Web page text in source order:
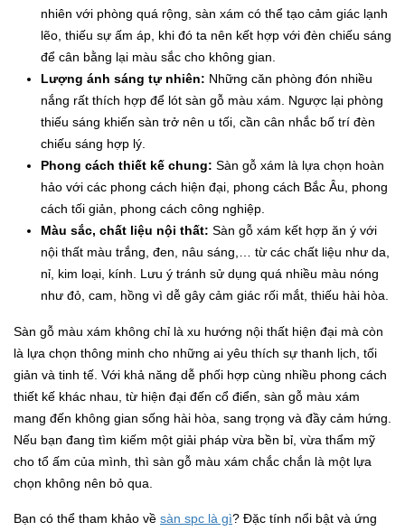
nhiên với phòng quá rộng, sàn xám có thể tạo cảm giác lạnh
lẽo, thiếu sự ấm áp, khi đó ta nên kết hợp với đèn chiếu sáng
để cân bằng lại màu sắc cho không gian.
Lượng ánh sáng tự nhiên: Những căn phòng đón nhiều
nắng rất thích hợp để lót sàn gỗ màu xám. Ngược lại phòng
thiếu sáng khiến sàn trở nên u tối, cần cân nhắc bố trí đèn
chiếu sáng hợp lý.
Phong cách thiết kế chung: Sàn gỗ xám là lựa chọn hoàn
hảo với các phong cách hiện đại, phong cách Bắc Âu, phong
cách tối giản, phong cách công nghiệp.
Màu sắc, chất liệu nội thất: Sàn gỗ xám kết hợp ăn ý với
nội thất màu trắng, đen, nâu sáng,… từ các chất liệu như da,
nỉ, kim loại, kính. Lưu ý tránh sử dụng quá nhiều màu nóng
như đỏ, cam, hồng vì dễ gây cảm giác rối mắt, thiếu hài hòa.
Sàn gỗ màu xám không chỉ là xu hướng nội thất hiện đại mà còn
là lựa chọn thông minh cho những ai yêu thích sự thanh lịch, tối
giản và tinh tế. Với khả năng dễ phối hợp cùng nhiều phong cách
thiết kế khác nhau, từ hiện đại đến cổ điển, sàn gỗ màu xám
mang đến không gian sống hài hòa, sang trọng và đầy cảm hứng.
Nếu bạn đang tìm kiếm một giải pháp vừa bền bỉ, vừa thẩm mỹ
cho tổ ấm của mình, thì sàn gỗ màu xám chắc chắn là một lựa
chọn không nên bỏ qua.
Bạn có thể tham khảo về sàn spc là gì? Đặc tính nổi bật và ứng